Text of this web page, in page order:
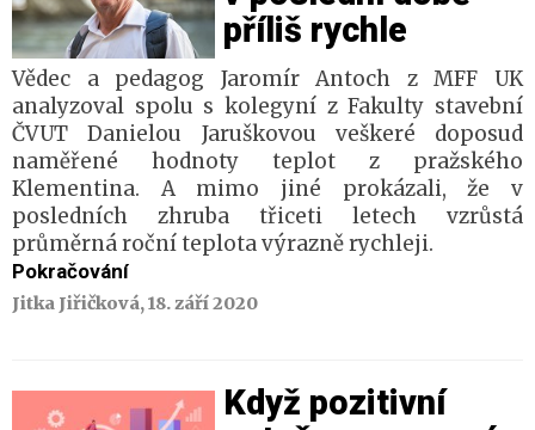
příliš rychle
Vědec a pedagog Jaromír Antoch z MFF UK
analyzoval spolu s kolegyní z Fakulty stavební
ČVUT Danielou Jaruškovou veškeré doposud
naměřené hodnoty teplot z pražského
Klementina. A mimo jiné prokázali, že v
posledních zhruba třiceti letech vzrůstá
průměrná roční teplota výrazně rychleji.
Pokračování
Jitka Jiřičková, 18. září 2020
Když pozitivní